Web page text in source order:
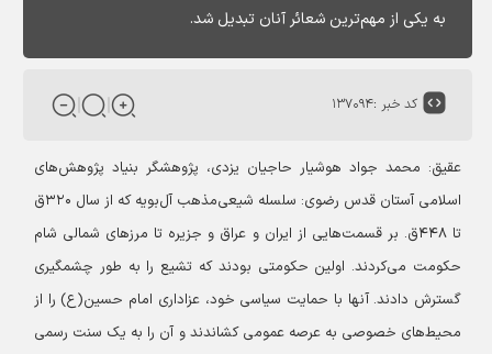
به یکی از مهم‌ترین شعائر آنان تبدیل شد.
کد خبر :۱۳۷۰۹۴
عقیق: محمد جواد هوشیار حاجیان یزدی، پژوهشگر بنیاد پژوهش‌های
اسلامی آستان قدس رضوی: سلسله شیعی‌مذهب آل‌بویه که از سال ۳۲۰ق
تا ۴۴۸ق. بر قسمت‌هایی از ایران و عراق و جزیره تا مرزهای شمالی شام
حکومت می‌کردند. اولین حکومتی بودند که تشیع را به طور چشمگیری
گسترش دادند. آنها با حمایت سیاسی خود، عزاداری امام حسین(ع) را از
محیط‌های خصوصی به عرصه عمومی کشاندند و آن را به یک سنت رسمی